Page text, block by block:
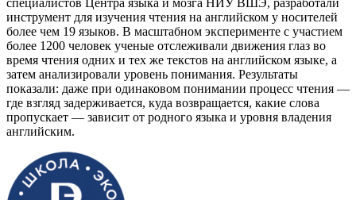
специалистов Центра языка и мозга НИУ ВШЭ, разработали
инструмент для изучения чтения на английском у носителей
более чем 19 языков. В масштабном эксперименте с участием
более 1200 человек ученые отслеживали движения глаз во
время чтения одних и тех же текстов на английском языке, а
затем анализировали уровень понимания. Результаты
показали: даже при одинаковом понимании процесс чтения —
где взгляд задерживается, куда возвращается, какие слова
пропускает — зависит от родного языка и уровня владения
английским.